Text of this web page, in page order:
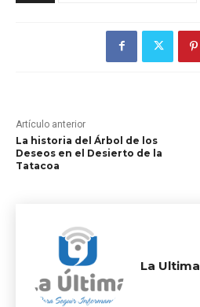
Artículo anterior
La historia del Árbol de los
Deseos en el Desierto de la
Tatacoa
La Ultima